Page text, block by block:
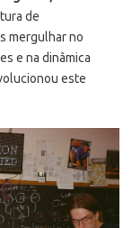
de
mergulhar no
e na dinâmica
este